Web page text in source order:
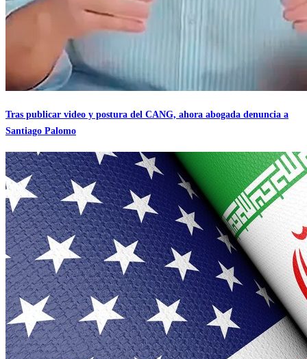
Tras publicar video y postura del CANG, ahora abogada denuncia a
Santiago Palomo